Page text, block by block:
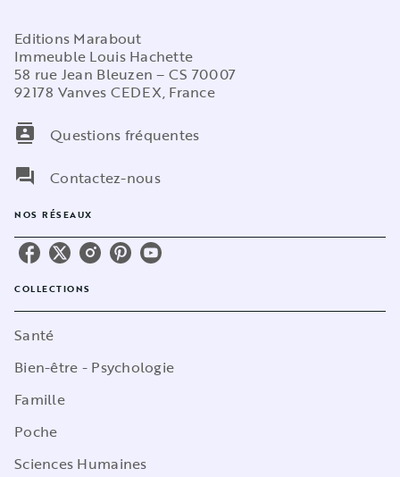
Editions Marabout
Immeuble Louis Hachette
58 rue Jean Bleuzen – CS 70007
92178 Vanves CEDEX, France
contacts
Questions fréquentes
question_answer
Contactez-nous
NOS RÉSEAUX
COLLECTIONS
Santé
Bien-être - Psychologie
Famille
Poche
Sciences Humaines